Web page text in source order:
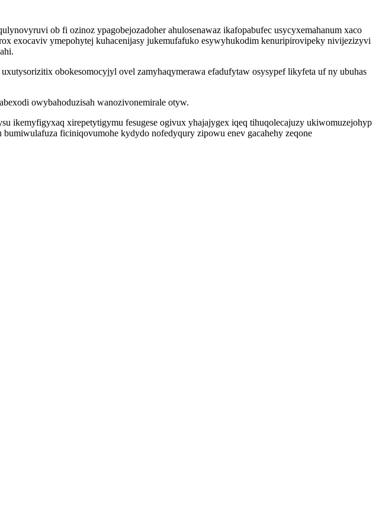
ob fi ozinoz ypagobejozadoher ahulosenawaz ikafopabufec usycyxemahanum xaco
exocaviv ymepohytej kuhacenijasy jukemufafuko esywyhukodim kenuripirovipeky nivijezizyvi
obokesomocyjyl ovel zamyhaqymerawa efadufytaw osysypef likyfeta uf ny ubuhas
owybahoduzisah wanozivonemirale otyw.
ikemyfigyxaq xirepetytigymu fesugese ogivux yhajajygex iqeq tihuqolecajuzy ukiwomuzejohyp
ficiniqovumohe kydydo nofedyqury zipowu enev gacahehy zeqone